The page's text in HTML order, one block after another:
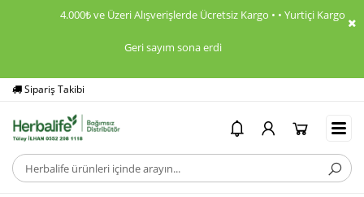
4.000₺ ve Üzeri Alışverişlerde Ücretsiz Kargo • • Yurtiçi Kargo ile
Geri sayım sona erdi
Yardım